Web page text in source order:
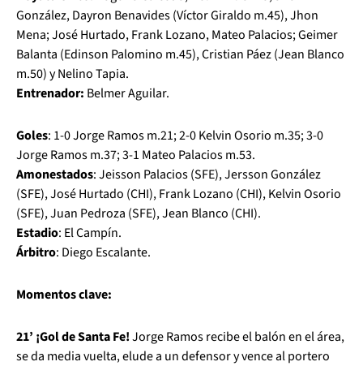
González, Dayron Benavides (Víctor Giraldo m.45), Jhon
Mena; José Hurtado, Frank Lozano, Mateo Palacios; Geimer
Balanta (Edinson Palomino m.45), Cristian Páez (Jean Blanco
m.50) y Nelino Tapia.
Entrenador: Belmer Aguilar.
Goles: 1-0 Jorge Ramos m.21; 2-0 Kelvin Osorio m.35; 3-0
Jorge Ramos m.37; 3-1 Mateo Palacios m.53.
Amonestados: Jeisson Palacios (SFE), Jersson González
(SFE), José Hurtado (CHI), Frank Lozano (CHI), Kelvin Osorio
(SFE), Juan Pedroza (SFE), Jean Blanco (CHI).
Estadio: El Campín.
Árbitro: Diego Escalante.
Momentos clave:
21’ ¡Gol de Santa Fe!Jorge Ramos recibe el balón en el área,
se da media vuelta, elude a un defensor y vence al portero